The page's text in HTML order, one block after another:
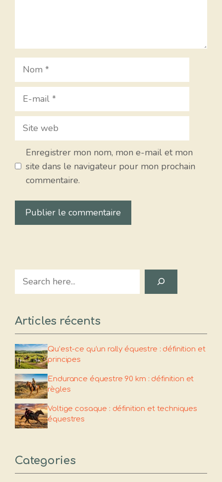
Nom
E-
Site
Enregistrer mon nom, mon e-mail et mon
site dans le navigateur pour mon prochain
commentaire.
Search
Articles récents
Qu’est-ce qu’un rally équestre : définition et
principes
Endurance équestre 90 km : définition et
règles
Voltige cosaque : définition et techniques
équestres
Categories